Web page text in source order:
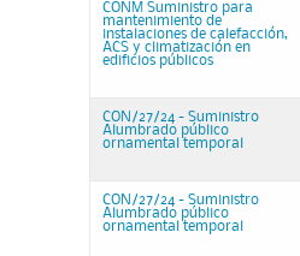
CONM Suministro para
mantenimiento de
instalaciones de calefacción,
ACS y climatización en
edificios públicos
CON/27/24 - Suministro
Alumbrado público
ornamental temporal
CON/27/24 - Suministro
Alumbrado público
ornamental temporal